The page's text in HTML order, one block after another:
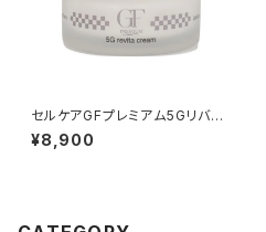
セルケアGFプレミアム5Gリバイ
タクリーム
¥8,900